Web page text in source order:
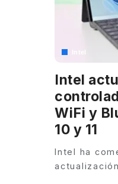
Intel
WiFi y
10 y 11
Intel ha